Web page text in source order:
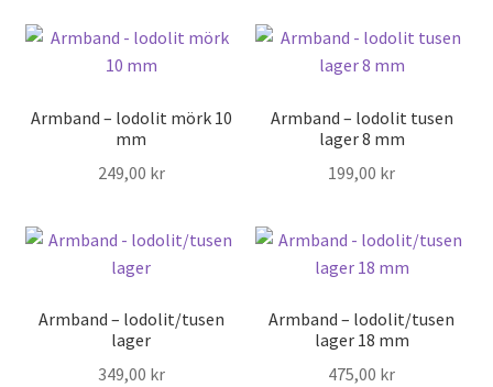
Armband – lodolit mörk 10
mm
249,00 kr
Armband – lodolit tusen
lager 8 mm
199,00 kr
Armband – lodolit/tusen
lager
349,00 kr
Armband – lodolit/tusen
lager 18 mm
475,00 kr